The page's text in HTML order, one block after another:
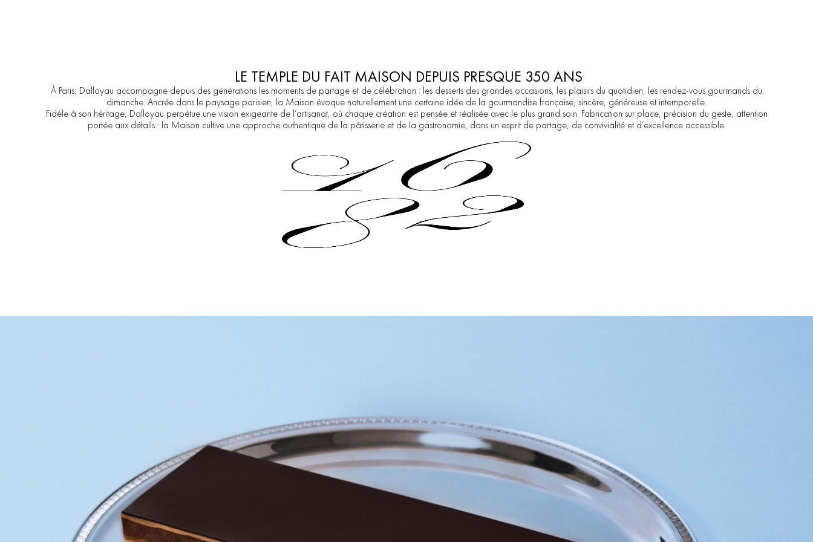
LE TEMPLE DU FAIT MAISON DEPUIS PRESQUE 350 ANS
À Paris, Dalloyau accompagne depuis des générations les moments de partage et de célébration : les desserts des grandes occasions, les plaisirs du quotidien, les rendez-vous gourmands du
dimanche. Ancrée dans le paysage parisien, la Maison évoque naturellement une certaine idée de la gourmandise française, sincère, généreuse et intemporelle.
Fidèle à son héritage, Dalloyau perpétue une vision exigeante de l’artisanat, où chaque création est pensée et réalisée avec le plus grand soin. Fabrication sur place, précision du geste, attention
portée aux détails : la Maison cultive une approche authentique de la pâtisserie et de la gastronomie, dans un esprit de partage, de convivialité et d’excellence accessible.